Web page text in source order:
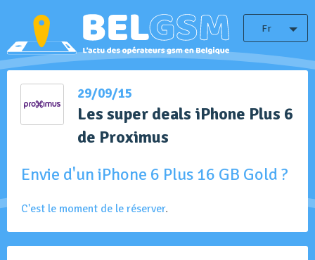
Fr
29/09/15
Les super deals iPhone Plus 6
de Proximus
Envie d'un iPhone 6 Plus 16 GB Gold ?
C'est le moment de le réserver.